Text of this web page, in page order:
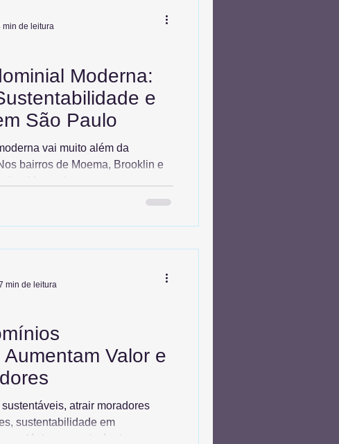
e fortalecer a sa
Moderna:
e
São Paulo
vai muito além da
bairros de Moema, Brooklin e
Master integra segurança
e práticas de sustentabilidade
e eficiência. Não deixe
novos contratos ganham
mês de gestão profissional.
min de leitura
Valor e
atrair moradores
sustentabilidade em
ecológicos para imóveis,
min de leitura